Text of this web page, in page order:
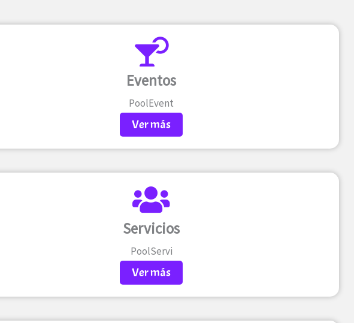
Eventos
PoolEvent
Ver más
Servicios
PoolServi
Ver más